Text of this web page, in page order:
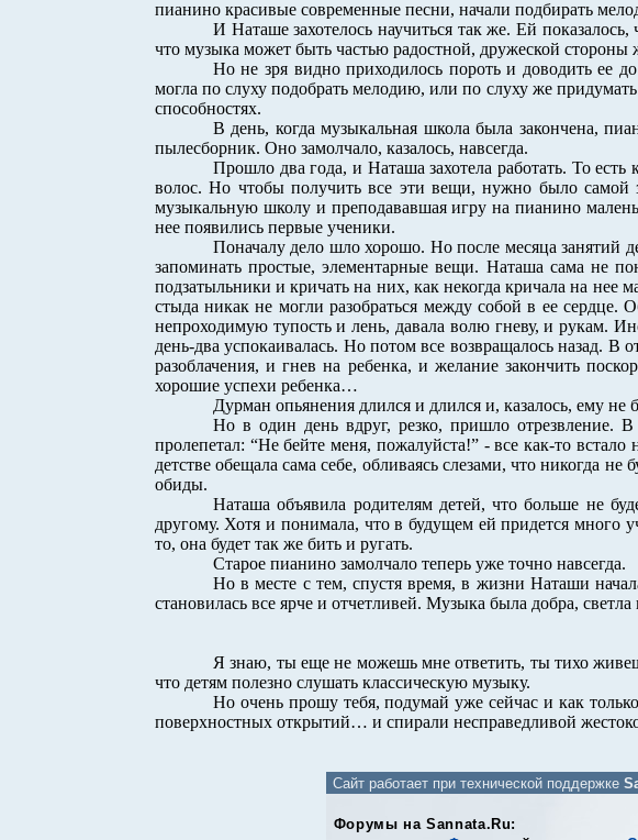
пианино красивые современные песни, начали подбирать
И Наташе захотелось научиться так же. Ей
что музыка может быть частью радостной, дружеской стороны
Но не зря видно приходилось пороть и доводить ее
могла по слуху подобрать мелодию, или по слуху же
способностях.
В день, когда музыкальная школа была закончена,
пылесборник. Оно замолчало, казалось, навсегда.
Прошло два года, и Наташа захотела работать. То
волос. Но чтобы получить все эти вещи, нужно было самой
музыкальную школу и преподававшая игру на пианино
нее появились первые ученики.
Поначалу дело шло хорошо. Но после месяца занятий
запоминать простые, элементарные вещи. Наташа сама не
подзатыльники и кричать на них, как некогда кричала на нее
стыда никак не могли разобраться между собой в ее сердце.
непроходимую тупость и лень, давала волю гневу, и рукам.
день-два успокаивалась. Но потом все возвращалось назад.
разоблачения, и гнев на ребенка, и желание закончить
хорошие успехи ребенка…
Дурман опьянения длился и длился и, казалось, ему не
Но в один день вдруг, резко, пришло отрезвление.
пролепетал: “Не бейте меня, пожалуйста!” - все как-то
детстве обещала сама себе, обливаясь слезами, что никогда
обиды.
Наташа объявила родителям детей, что больше не
другому. Хотя и понимала, что в будущем ей придется много
то, она будет так же бить и ругать.
Старое пианино замолчало теперь уже точно навсегда.
Но в месте с тем, спустя время, в жизни Наташи
становилась все ярче и отчетливей. Музыка была добра, светла
Я знаю, ты еще не можешь мне ответить, ты тихо
что детям полезно слушать классическую музыку.
Но очень прошу тебя, подумай уже сейчас и как
поверхностных открытий… и спирали несправедливой
Сайт работает при технической поддержке
Форумы на Sannata.Ru: